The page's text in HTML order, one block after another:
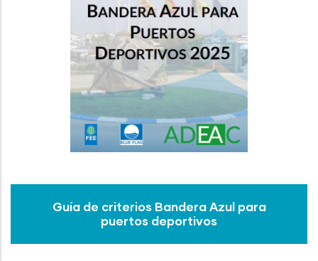
Guía de criterios Bandera Azul para
puertos deportivos